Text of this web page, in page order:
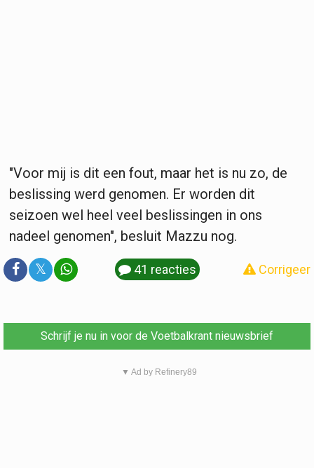
"Voor mij is dit een fout, maar het is nu zo, de
beslissing werd genomen. Er worden dit
seizoen wel heel veel beslissingen in ons
nadeel genomen", besluit Mazzu nog.
𝕏 41 reacties Corrigeer
Schrijf je nu in voor de Voetbalkrant nieuwsbrief
▼ Ad by Refinery89